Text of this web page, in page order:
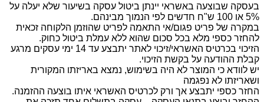
בעסקה שבוצעה באשראי יינתן ביטול עסקה בשיעור שלא יעלה על
5% או 100 ש"ח חדשים לפי הנמוך מבינהם.
במקרה של פריט פגום/אי התאמה לפריט שהוזמן הלקוחה זכאית
להחזר כספי מלא בכל סכום שהוא ללא עמלת ביטול כחוק.
הזיכוי בכרטיס האשראי/זיכוי לאתר יתבצע עד 14 ימי עסקים מרגע
קבלת ההודעה על בקשת הזיכוי.
יש לוודא כי המוצר לא היה בשימוש, נמצא באריזתו המקורית
ושאריזתו לא נפגמה
החזר כספי יתבצע אך ורק לכרטיס האשראי איתו בוצעה ההזמנה.